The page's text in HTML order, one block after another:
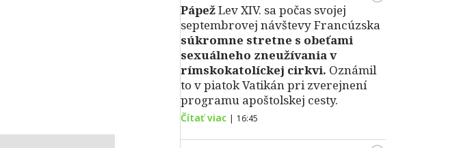
PápežLev XIV. sa počas svojej
septembrovej návštevy Francúzska
súkromne stretne s obeťami
sexuálneho zneužívania v
rímskokatolíckej cirkvi. Oznámil
to v piatok Vatikán pri zverejnení
programu apoštolskej cesty.
Čítať viac | 16:45